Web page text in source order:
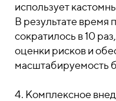
использует
В результате время
сократилось в 10
оценки рисков и
масштабируемость
4. Комплексное